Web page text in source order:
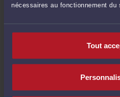
nécessaires au fonctionnement du
Tout
Il n'y a plus d'élément à afficher
CONTACTER ME